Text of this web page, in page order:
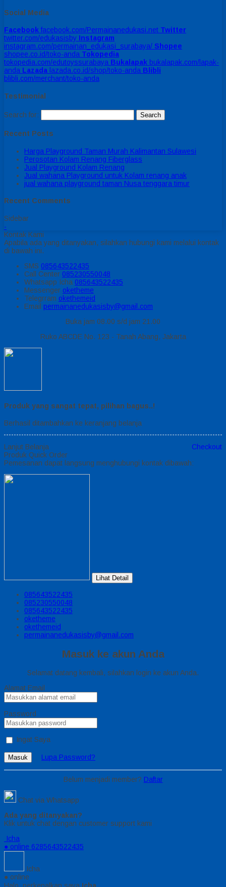
Social Media
Facebook facebook.com/Permainanedukasi.net Twitter
twitter.com/edukasisby Instagram
instagram.com/permainan_edukasi_surabaya/ Shopee
shopee.co.id/toko-anda Tokopedia
tokopedia.com/edutoyssurabaya Bukalapak bukalapak.com/lapak-
anda Lazada lazada.co.id/shop/toko-anda Blibli
blibli.com/merchant/toko-anda
Testimonial
Search for:
Recent Posts
Harga Playground Taman Murah Kalimantan Sulawesi
Perosotan Kolam Renang Fiberglass
Jual Playground Kolam Renang
Jual wahana Playground untuk Kolam renang anak
jual wahana playground taman Nusa tenggara timur
Recent Comments
Sidebar
-
Kontak Kami
Apabila ada yang ditanyakan, silahkan hubungi kami melalui kontak
di bawah ini.
SMS 085643522435
Call Center 085230550048
Whatsapp Icha 085643522435
Messenger oketheme
Telegrram okethemeid
Email permainanedukasisby@gmail.com
Buka jam 08.00 s/d jam 21.00
Ruko ABCDE No. 123 - Tanah Abang, Jakarta
Produk yang sangat tepat, pilihan bagus..!
Berhasil ditambahkan ke keranjang belanja
Lanjut Belanja
Checkout
Produk Quick Order
Pemesanan dapat langsung menghubungi kontak dibawah:
Lihat Detail
085643522435
085230550048
085643522435
oketheme
okethemeid
permainanedukasisby@gmail.com
Masuk ke akun Anda
Selamat datang kembali, silahkan login ke akun Anda.
Alamat Email
Password
Ingat Saya
Masuk Lupa Password?
Belum menjadi member? Daftar
Chat via Whatsapp
Ada yang ditanyakan?
Klik untuk chat dengan customer support kami
Icha
● online 6285643522435
Icha
● online